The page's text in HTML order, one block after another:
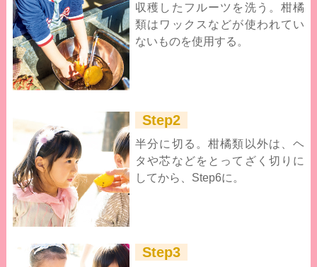
収穫したフルーツを洗う。柑橘
類はワックスなどが使われてい
ないものを使用する。
Step2
半分に切る。柑橘類以外は、ヘ
タや芯などをとってざく切りに
してから、Step6に。
Step3